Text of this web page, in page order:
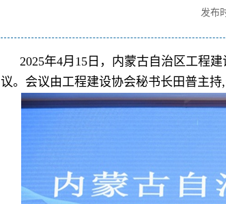
发布
2025年4月15日，内蒙古自治区工程
议。会议由工程建设协会秘书长田普主